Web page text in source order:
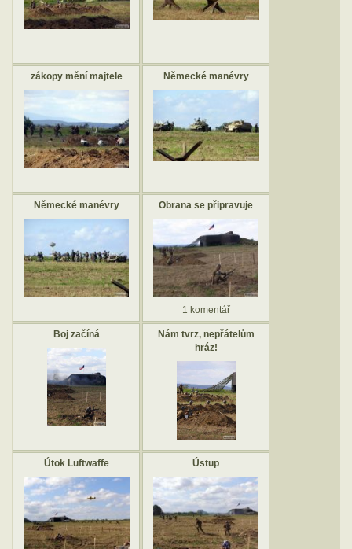
zákopy mění majtele Německé manévry
Německé manévry Obrana se připravuje
1 komentář
Boj začíná
Nám tvrz, nepřátelům
hráz!
Útok Luftwaffe Ústup